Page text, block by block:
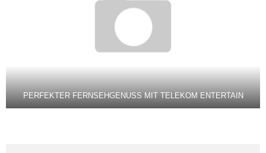
PERFEKTER FERNSEHGENUSS MIT TELEKOM ENTERTAIN